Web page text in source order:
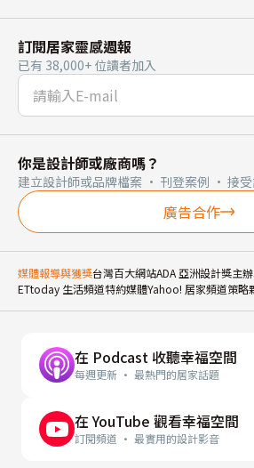
訂閱居家靈感週報
已有 38,000+ 位讀者加入
你是設計師或廠商嗎？
建立設計師或品牌檔案 · 刊登案例 · 接
廣告合作
媒體報導與獲獎台灣百大網站ADA 亞洲設計獎主
ETtoday 生活頻道特約媒體Yahoo! 居家頻道策略
在 Podcast 收聽幸福空間
每週更新 · 最熱門的居家話題
在 YouTube 觀看幸福空間
訂閱頻道 · 最實用的設計影音